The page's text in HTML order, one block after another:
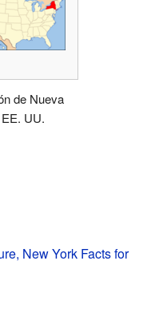
de Nueva
UU.
New York Facts for